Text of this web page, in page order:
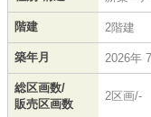
階建 2階建
築年月 2026年
総区画数/
販売区画数
2区画/-